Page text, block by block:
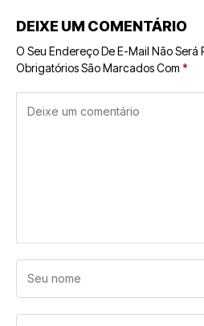
DEIXE UM COMENTÁRIO
O Seu Endereço De E-Mail Não Será
Obrigatórios São Marcados Com *